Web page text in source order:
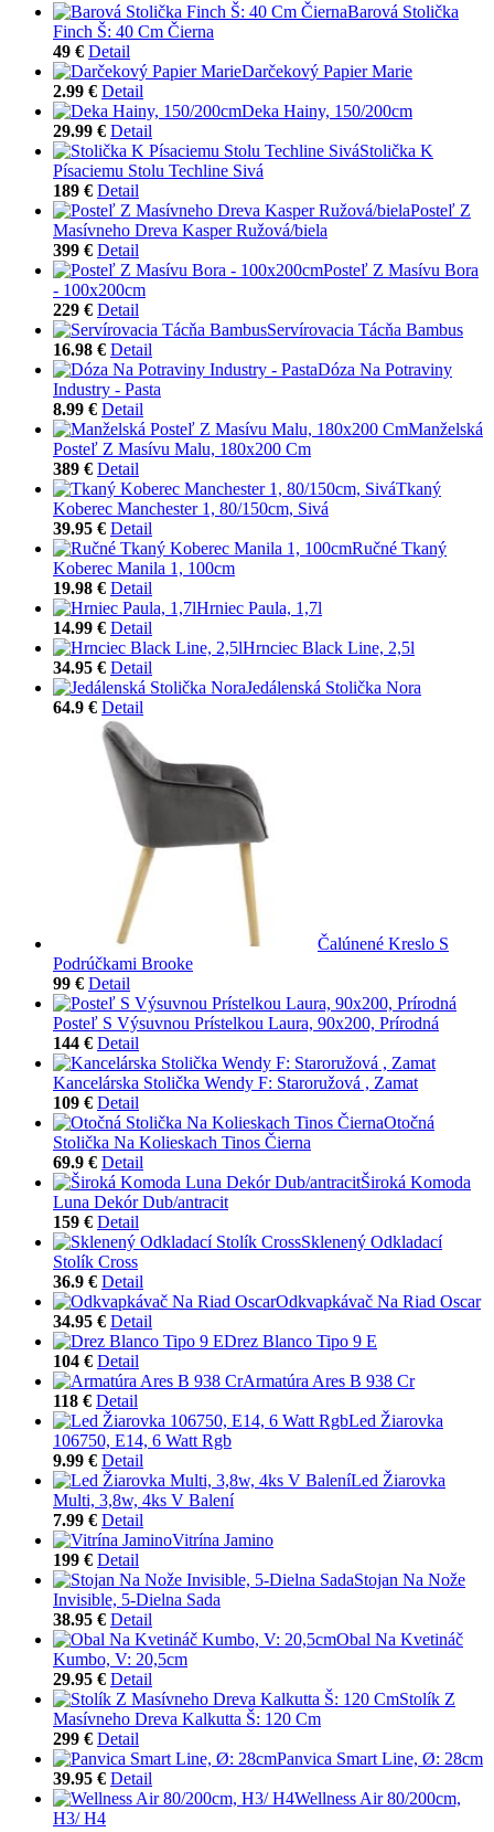
Barová Stolička
Finch Š: 40 Cm Čierna
49 € Detail
Darčekový Papier Marie
2.99 € Detail
Deka Hainy, 150/200cm
29.99 € Detail
Stolička K
Písaciemu Stolu Techline Sivá
189 € Detail
Posteľ Z
Masívneho Dreva Kasper Ružová/biela
399 € Detail
Posteľ Z Masívu Bora
- 100x200cm
229 € Detail
Servírovacia Tácňa Bambus
16.98 € Detail
Dóza Na Potraviny
Industry - Pasta
8.99 € Detail
Manželská
Posteľ Z Masívu Malu, 180x200 Cm
389 € Detail
Tkaný
Koberec Manchester 1, 80/150cm, Sivá
39.95 € Detail
Ručné Tkaný
Koberec Manila 1, 100cm
19.98 € Detail
Hrniec Paula, 1,7l
14.99 € Detail
Hrnciec Black Line, 2,5l
34.95 € Detail
Jedálenská Stolička Nora
64.9 € Detail
Čalúnené Kreslo S
Podrúčkami Brooke
99 € Detail
Posteľ S Výsuvnou Prístelkou Laura, 90x200, Prírodná
144 € Detail
Kancelárska Stolička Wendy F: Staroružová , Zamat
109 € Detail
Otočná
Stolička Na Kolieskach Tinos Čierna
69.9 € Detail
Široká Komoda
Luna Dekór Dub/antracit
159 € Detail
Sklenený Odkladací
Stolík Cross
36.9 € Detail
Odkvapkávač Na Riad Oscar
34.95 € Detail
Drez Blanco Tipo 9 E
104 € Detail
Armatúra Ares B 938 Cr
118 € Detail
Led Žiarovka
106750, E14, 6 Watt Rgb
9.99 € Detail
Led Žiarovka
Multi, 3,8w, 4ks V Balení
7.99 € Detail
Vitrína Jamino
199 € Detail
Stojan Na Nože
Invisible, 5-Dielna Sada
38.95 € Detail
Obal Na Kvetináč
Kumbo, V: 20,5cm
29.95 € Detail
Stolík Z
Masívneho Dreva Kalkutta Š: 120 Cm
299 € Detail
Panvica Smart Line, Ø: 28cm
39.95 € Detail
Wellness Air 80/200cm,
H3/ H4